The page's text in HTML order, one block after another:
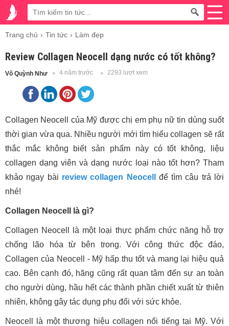
Trang chủ Tin tức Làm đẹp
Review Collagen Neocell dạng nước có tốt không?
Võ Quỳnh Như 4 năm trước 2293 lượt xem
Collagen Neocell của Mỹ được chị em phụ nữ tin dùng suốt
thời gian vừa qua. Nhiều người mới tìm hiểu collagen sẽ rất
thắc mắc không biết sản phẩm này có tốt không, liệu
collagen dạng viên và dạng nước loại nào tốt hơn? Tham
khảo ngay bài review collagen Neocell để tìm câu trả lời
nhé!
Collagen Neocell là gì?
Collagen Neocell là một loại thực phẩm chức năng hỗ trợ
chống lão hóa từ bên trong. Với công thức độc đáo,
Collagen của Neocell - Mỹ hấp thu tốt và mang lại hiệu quả
cao. Bên cạnh đó, hãng cũng rất quan tâm đến sự an toàn
cho người dùng, hầu hết các thành phần chiết xuất từ thiên
nhiên, không gây tác dụng phụ đối với sức khỏe.
Neocell là một thương hiệu collagen nổi tiếng tại Mỹ. Với